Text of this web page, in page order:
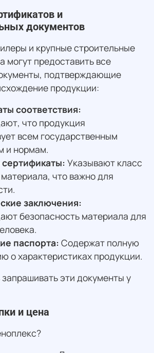
и
документов
и крупные строительные
могут предоставить все
подтверждающие
продукции:
соответствия:
что продукция
всем государственным
и нормам.
Указывают класс
что важно для
заключения:
безопасность материала для
паспорта: Содержат полную
о характеристиках продукции.
эти документы у
и цена